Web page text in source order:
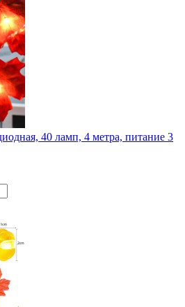
40 ламп, 4 метра, питание 3